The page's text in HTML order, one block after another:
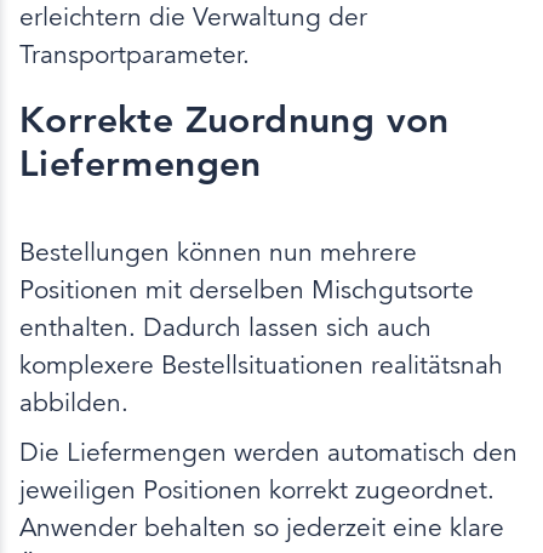
erleichtern die Verwaltung der
Transportparameter.
Korrekte Zuordnung von
Liefermengen
Bestellungen können nun mehrere
Positionen mit derselben Mischgutsorte
enthalten. Dadurch lassen sich auch
komplexere Bestellsituationen realitätsnah
abbilden.
Die Liefermengen werden automatisch den
jeweiligen Positionen korrekt zugeordnet.
Anwender behalten so jederzeit eine klare